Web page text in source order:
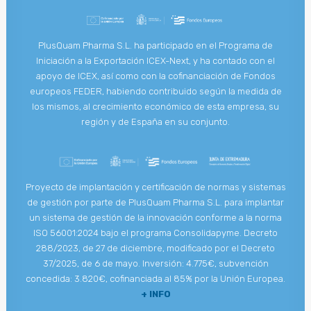
PlusQuam Pharma S.L. ha participado en el Programa de
Iniciación a la Exportación ICEX-Next, y ha contado con el
apoyo de ICEX, así como con la cofinanciación de Fondos
europeos FEDER, habiendo contribuido según la medida de
los mismos, al crecimiento económico de esta empresa, su
región y de España en su conjunto.
Proyecto de implantación y certificación de normas y sistemas
de gestión por parte de PlusQuam Pharma S.L. para implantar
un sistema de gestión de la innovación conforme a la norma
ISO 56001:2024 bajo el programa Consolidapyme. Decreto
288/2023, de 27 de diciembre, modificado por el Decreto
37/2025, de 6 de mayo. Inversión: 4.775€, subvención
concedida: 3.820€, cofinanciada al 85% por la Unión Europea.
+ INFO